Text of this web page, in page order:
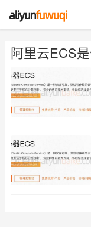
阿里云ECS